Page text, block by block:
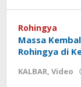
halokalimantan
Rohingya
Massa
Rohingya di
KALBAR Video